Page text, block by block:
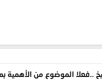
..فعلا الموضوع من الأهمية